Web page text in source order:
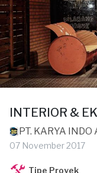
INTERIOR &
PT. KARYA INDO
07 November 2017
Tipe Proyek